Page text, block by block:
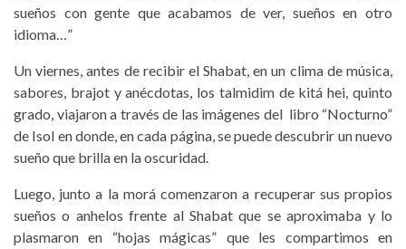
sueños con gente que acabamos de ver, sueños en otro
idioma…”
Un viernes, antes de recibir el Shabat, en un clima de música,
sabores, brajot y anécdotas, los talmidim de kitá hei, quinto
grado, viajaron a través de las imágenes del libro “Nocturno”
de Isol en donde, en cada página, se puede descubrir un nuevo
sueño que brilla en la oscuridad.
Luego, junto a la morá comenzaron a recuperar sus propios
sueños o anhelos frente al Shabat que se aproximaba y lo
plasmaron en “hojas mágicas” que les compartimos en